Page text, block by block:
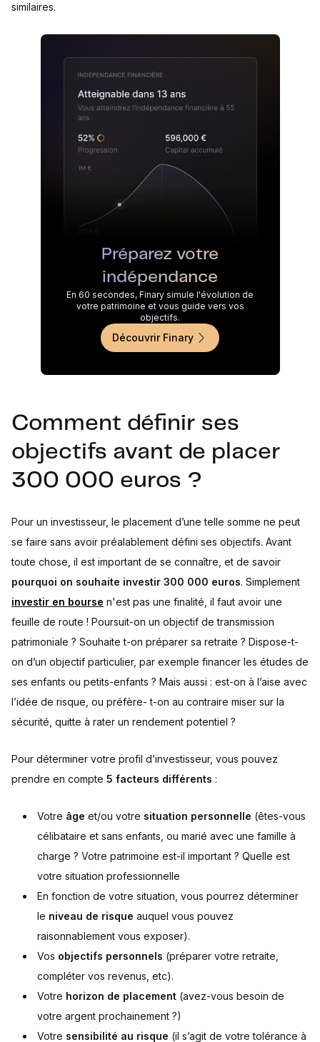
similaires.
Préparez votre
indépendance
En 60 secondes, Finary simule l'évolution de
votre patrimoine et vous guide vers vos
objectifs.
Découvrir Finary
Comment définir ses
objectifs avant de placer
300 000 euros ?
Pour un investisseur, le placement d’une telle somme ne peut
se faire sans avoir préalablement défini ses objectifs. Avant
toute chose, il est important de se connaître, et de savoir
pourquoi on souhaite investir 300 000 euros. Simplement
investir en bourse n'est pas une finalité, il faut avoir une
feuille de route ! Poursuit-on un objectif de transmission
patrimoniale ? Souhaite t-on préparer sa retraite ? Dispose-t-
on d’un objectif particulier, par exemple financer les études de
ses enfants ou petits-enfants ? Mais aussi : est-on à l’aise avec
l’idée de risque, ou préfère- t-on au contraire miser sur la
sécurité, quitte à rater un rendement potentiel ?
Pour déterminer votre profil d’investisseur, vous pouvez
prendre en compte 5 facteurs différents :
Votre âge et/ou votre situation personnelle (êtes-vous
célibataire et sans enfants, ou marié avec une famille à
charge ? Votre patrimoine est-il important ? Quelle est
votre situation professionnelle
En fonction de votre situation, vous pourrez déterminer
le niveau de risque auquel vous pouvez
raisonnablement vous exposer).
Vos objectifs personnels (préparer votre retraite,
compléter vos revenus, etc).
Votre horizon de placement (avez-vous besoin de
votre argent prochainement ?)
Votre sensibilité au risque (il s’agit de votre tolérance à